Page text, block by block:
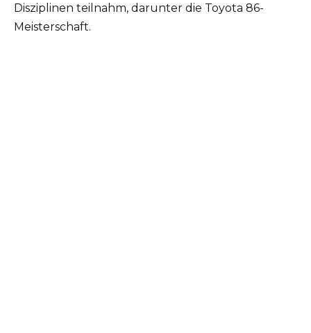
Disziplinen teilnahm, darunter die Toyota 86-
Meisterschaft.